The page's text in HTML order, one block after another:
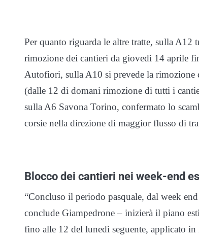
Per quanto riguarda le altre tratte, sulla A12
rimozione dei cantieri da giovedì 14 aprile
Autofiori, sulla A10 si prevede la
(dalle 12 di domani rimozione di tutti i
sulla A6 Savona Torino, confermato lo
corsie nella direzione di maggior flusso di
Blocco dei cantieri nei week-end
“Concluso il periodo pasquale, dal week
conclude Giampedrone – inizierà il piano
fino alle 12 del lunedì seguente, applicato